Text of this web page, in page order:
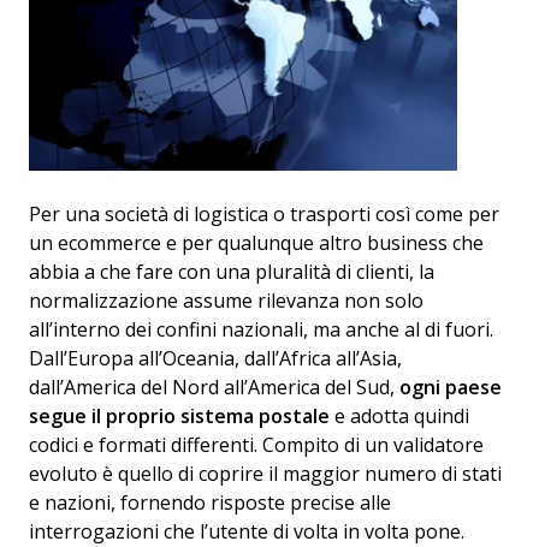
Per una società di logistica o trasporti così come per
un ecommerce e per qualunque altro business che
abbia a che fare con una pluralità di clienti, la
normalizzazione assume rilevanza non solo
all’interno dei confini nazionali, ma anche al di fuori.
Dall’Europa all’Oceania, dall’Africa all’Asia,
dall’America del Nord all’America del Sud, ogni paese
segue il proprio sistema postale e adotta quindi
codici e formati differenti. Compito di un validatore
evoluto è quello di coprire il maggior numero di stati
e nazioni, fornendo risposte precise alle
interrogazioni che l’utente di volta in volta pone.